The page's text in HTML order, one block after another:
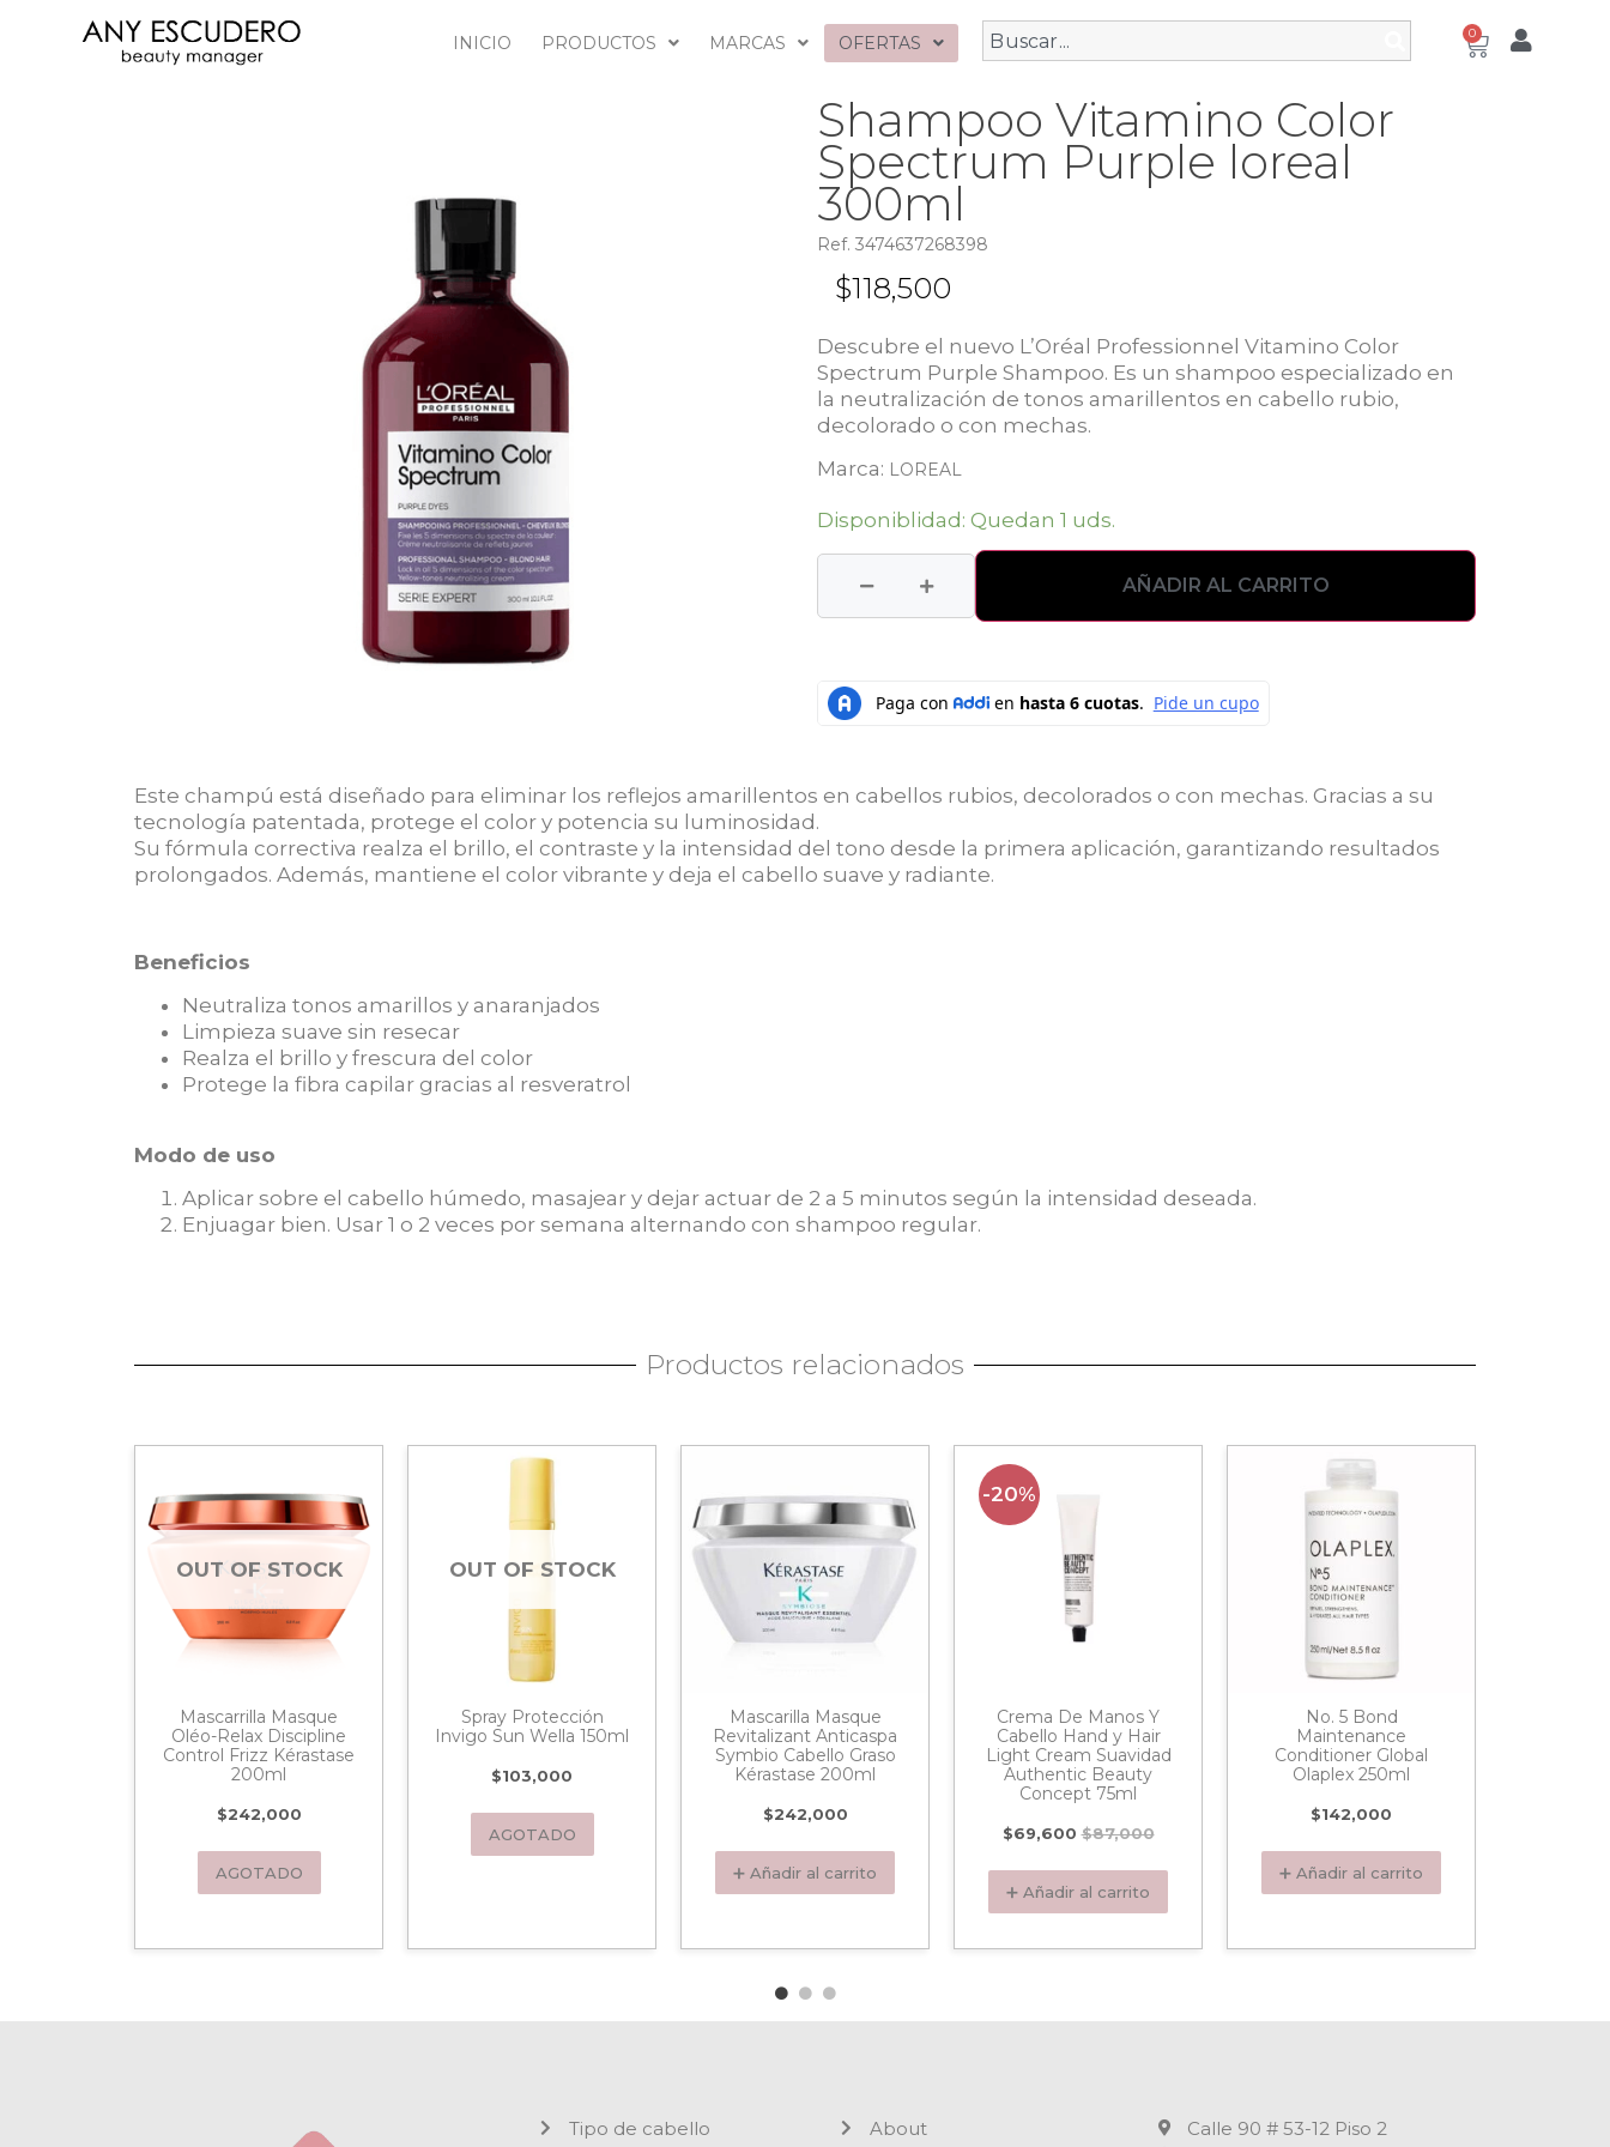
INICIO PRODUCTOS MARCAS OFERTAS 0
Shampoo Vitamino Color
Spectrum Purple loreal
300ml
Ref. 3474637268398
$118,500
Descubre el nuevo L’Oréal Professionnel Vitamino Color
Spectrum Purple Shampoo. Es un shampoo especializado en
la neutralización de tonos amarillentos en cabello rubio,
decolorado o con mechas.
Marca: LOREAL
Disponiblidad: Quedan 1 uds.
AÑADIR AL CARRITO
Este champú está diseñado para eliminar los reflejos amarillentos en cabellos rubios, decolorados o con mechas. Gracias a su
tecnología patentada, protege el color y potencia su luminosidad.
Su fórmula correctiva realza el brillo, el contraste y la intensidad del tono desde la primera aplicación, garantizando resultados
prolongados. Además, mantiene el color vibrante y deja el cabello suave y radiante.
Beneficios
Neutraliza tonos amarillos y anaranjados
Limpieza suave sin resecar
Realza el brillo y frescura del color
Protege la fibra capilar gracias al resveratrol
Modo de uso
Aplicar sobre el cabello húmedo, masajear y dejar actuar de 2 a 5 minutos según la intensidad deseada.
Enjuagar bien. Usar 1 o 2 veces por semana alternando con shampoo regular.
Productos relacionados
OUT OF STOCK
Mascarrilla Masque
Oléo-Relax Discipline
Control Frizz Kérastase
200ml
$242,000
AGOTADO
OUT OF STOCK
Spray Protección
Invigo Sun Wella 150ml
$103,000
AGOTADO
Mascarilla Masque
Revitalizant Anticaspa
Symbio Cabello Graso
Kérastase 200ml
$242,000
➕ Añadir al carrito
-20%
Crema De Manos Y
Cabello Hand y Hair
Light Cream Suavidad
Authentic Beauty
Concept 75ml
$69,600 $87,000
➕ Añadir al carrito
No. 5 Bond
Maintenance
Conditioner Global
Olaplex 250ml
$142,000
➕ Añadir al carrito
Tipo de cabello About
Calle 90 # 53-12 Piso 2